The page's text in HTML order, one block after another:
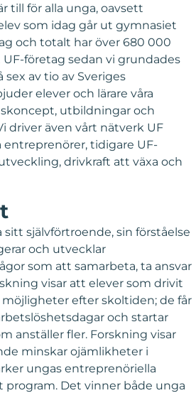
till för alla unga, oavsett
som idag går ut gymnasiet
och totalt har över 680 000
företag sedan vi grundades
sex av tio av Sveriges
elever och lärare våra
utbildningar och
driver även vårt nätverk UF
tidigare UF-
drivkraft att växa och
sitt självförtroende, sin förståelse
och utvecklar
som att samarbeta, ta ansvar
visar att elever som drivit
efter skoltiden; de får
och startar
anställer fler. Forskning visar
minskar ojämlikheter i
ungas entreprenöriella
program. Det vinner både unga